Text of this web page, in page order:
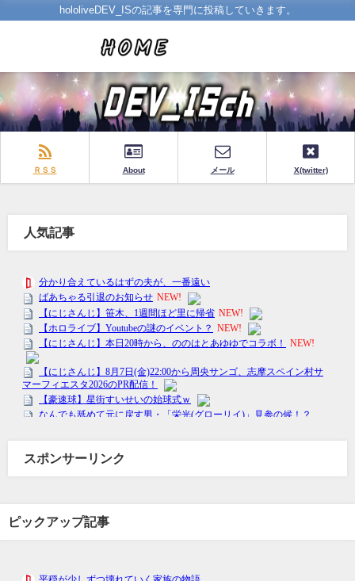
hololiveDEV_ISの記事を専門に投稿していきます。
ＲＳＳ About メール X(twitter)
人気記事
スポンサーリンク
ピックアップ記事